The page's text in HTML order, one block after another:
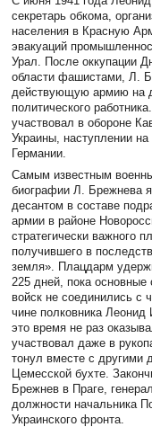
секретарь обкома,
населения в Красную
эвакуаций
Урал. После оккупации
области фашистами, Л.
действующую армию на
политического
участвовал в обороне
Украины, наступлении на
Германии.
Самым известным
биографии Л. Брежнева
десантом в составе
армии в районе
стратегически важного
получившего в
земля». Плацдарм
225 дней, пока основные
войск не соединились с
чине полковника
это время не раз
участвовал даже в
тонул вместе с другими
Цемесской бухте.
Брежнев в Праге,
должности начальника
Украинского фронта.